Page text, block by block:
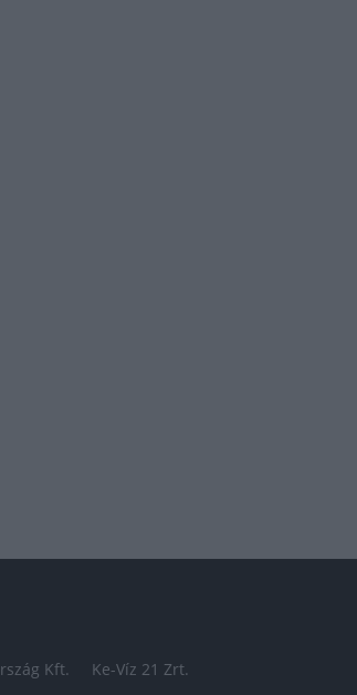
Kft. Ke-Víz 21 Zrt.